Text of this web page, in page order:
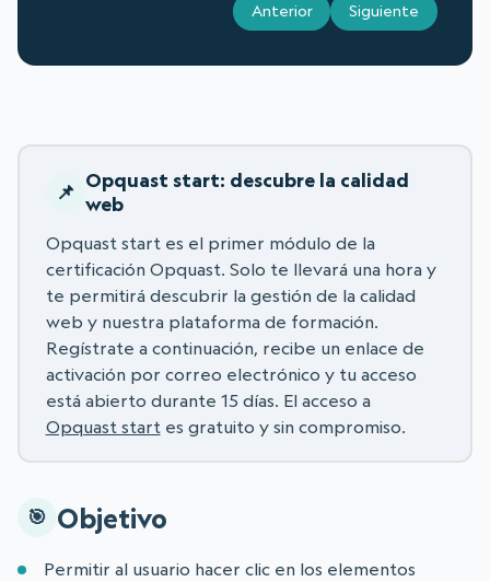
Anterior Siguiente
Opquast start: descubre la calidad
web
Opquast start es el primer módulo de la
certificación Opquast. Solo te llevará una hora y
te permitirá descubrir la gestión de la calidad
web y nuestra plataforma de formación.
Regístrate a continuación, recibe un enlace de
activación por correo electrónico y tu acceso
está abierto durante 15 días. El acceso a
Opquast startes gratuito y sin compromiso.
Objetivo
Permitir al usuario hacer clic en los elementos